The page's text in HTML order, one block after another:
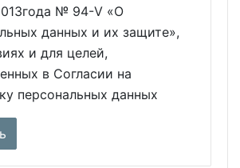
№ 94-V «О
данных и их защите»,
и для целей,
в Согласии на
персональных данных